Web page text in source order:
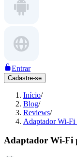
Entrar
Cadastre-se
Início/
Blog/
Reviews/
Adaptador Wi-Fi
Adaptador Wi-Fi